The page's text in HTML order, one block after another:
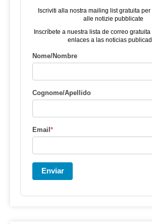
Iscriviti alla nostra mailing list gratuita
alle notizie pubblicate
Inscríbete a nuestra lista de correo
enlaces a las noticias
Nome/Nombre
Cognome/Apellido
Email*
Enviar